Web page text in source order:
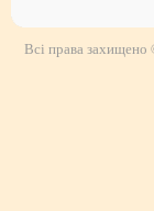
Всі права